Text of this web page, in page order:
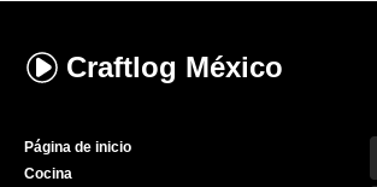
Craftlog México
Página de inicio
Cocina